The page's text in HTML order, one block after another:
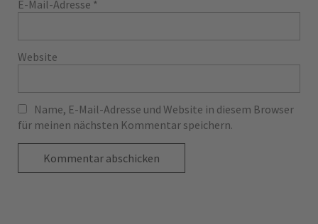
E-Mail-Adresse *
Website
Name, E-Mail-Adresse und Website in diesem Browser
für meinen nächsten Kommentar speichern.